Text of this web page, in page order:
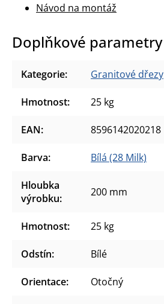
Návod na montáž
Doplňkové parametry
Kategorie: Granitové dřezy
Hmotnost: 25 kg
EAN: 8596142020218
Barva: Bílá (28 Milk)
Hloubka
výrobku: 200 mm
Hmotnost: 25 kg
Odstín: Bílé
Orientace: Otočný